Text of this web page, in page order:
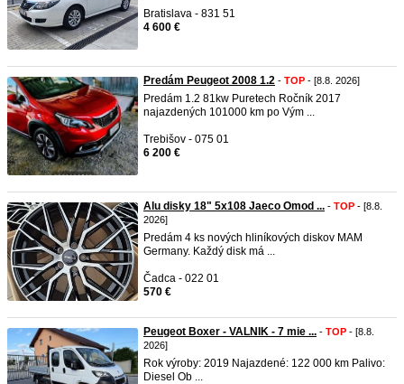
Bratislava - 831 51
4 600 €
Predám Peugeot 2008 1.2 - TOP - [8.8. 2026]
Predám 1.2 81kw Puretech Ročník 2017
najazdených 101000 km po Vým ...
Trebišov - 075 01
6 200 €
Alu disky 18" 5x108 Jaeco Omod ... - TOP - [8.8.
2026]
Predám 4 ks nových hliníkových diskov MAM
Germany. Každý disk má ...
Čadca - 022 01
570 €
Peugeot Boxer - VALNIK - 7 mie ... - TOP - [8.8.
2026]
Rok výroby: 2019 Najazdené: 122 000 km Palivo:
Diesel Ob ...